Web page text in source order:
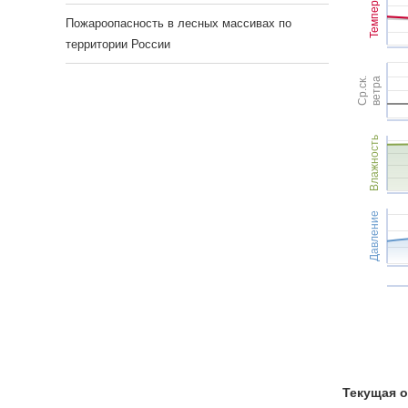
Темпер.
Ср.ск.ветра
Влажность
Давление
Текущая
Пожароопасность в лесных массивах по
территории России